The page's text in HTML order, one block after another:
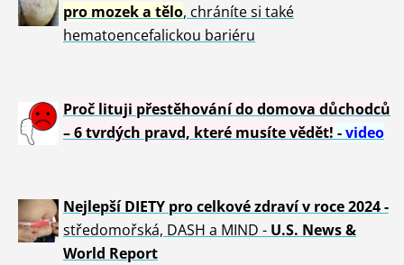
pro mozek a tělo, chráníte si také
hematoencefalickou bariéru
Proč lituji přestěhování do domova důchodců
– 6 tvrdých pravd, které musíte vědět! -video
Nejlepší DIETY pro celkové zdraví v roce 2024 -
středomořská, DASH a MIND - U.S. News &
World Report